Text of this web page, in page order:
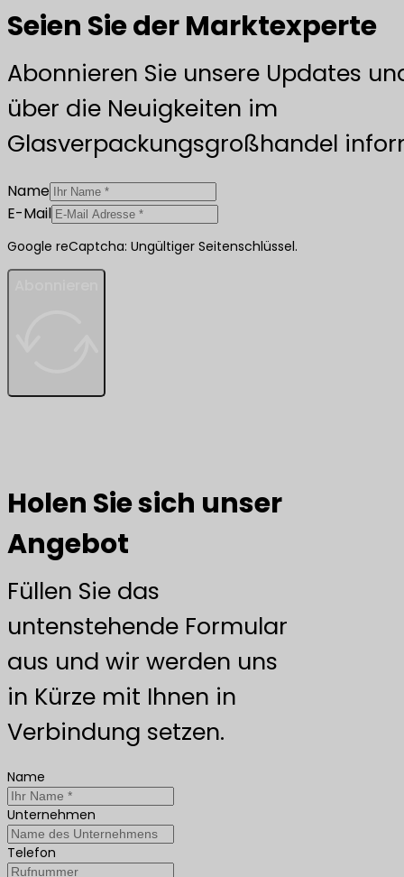
Seien Sie der Marktexperte
Abonnieren Sie unsere Updates
über die Neuigkeiten im
Glasverpackungsgroßhandel
Name
E-Mail
Google reCaptcha: Ungültiger Seitenschlüssel.
Holen Sie sich unser
Angebot
Füllen Sie das
untenstehende Formular
aus und wir werden uns
in Kürze mit Ihnen in
Verbindung setzen.
Name
Unternehmen
Telefon